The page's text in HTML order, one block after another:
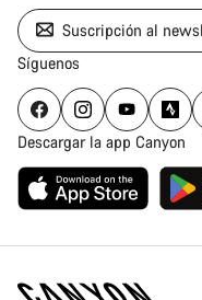
Suscripción al
Síguenos
Descargar la app Canyon